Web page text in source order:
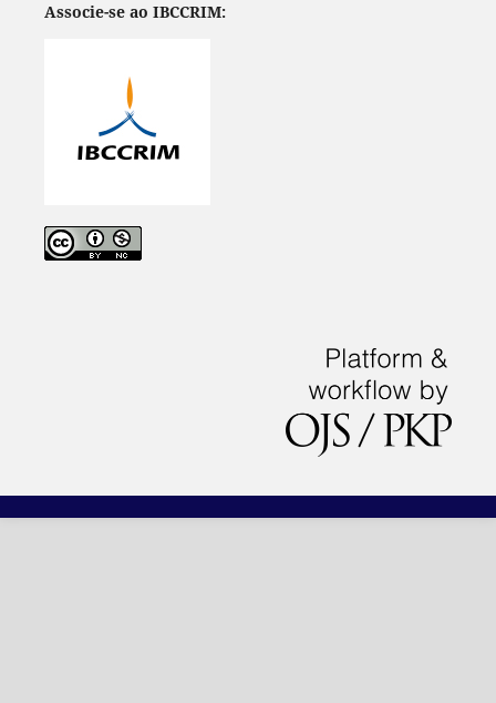
Associe-se ao IBCCRIM: